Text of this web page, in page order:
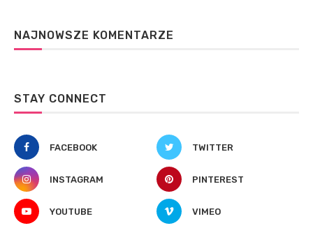
NAJNOWSZE KOMENTARZE
STAY CONNECT
FACEBOOK TWITTER
INSTAGRAM PINTEREST
YOUTUBE VIMEO